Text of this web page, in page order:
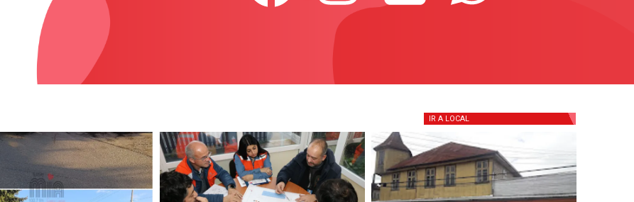
IR A LOCAL